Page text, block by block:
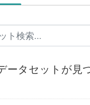
ータセットが見